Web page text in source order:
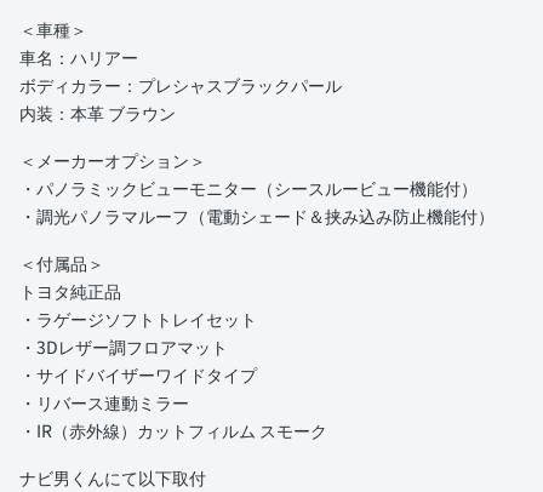
＜車種＞
車名：ハリアー
ボディカラー：プレシャスブラックパール
内装：本革 ブラウン
＜メーカーオプション＞
・パノラミックビューモニター（シースルービュー機能付）
・調光パノラマルーフ（電動シェード＆挟み込み防止機能付）
＜付属品＞
トヨタ純正品
・ラゲージソフトトレイセット
・3Dレザー調フロアマット
・サイドバイザーワイドタイプ
・リバース連動ミラー
・IR（赤外線）カットフィルム スモーク
ナビ男くんにて以下取付